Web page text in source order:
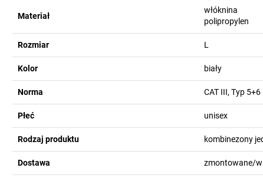
Materiał
włóknina
polipropylen
Rozmiar L
Kolor biały
Norma CAT III, Typ 5+6
Płeć unisex
Rodzaj produktu kombinezony
Dostawa zmontowane/w